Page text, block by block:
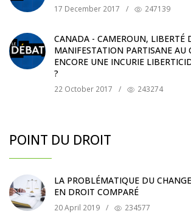
17 December 2017 / 247139
CANADA - CAMEROUN, LIBERTÉ
MANIFESTATION PARTISANE AU
ENCORE UNE INCURIE
?
22 October 2017 / 243274
POINT DU DROIT
LA PROBLÉMATIQUE DU
EN DROIT COMPARÉ
20 April 2019 / 234577